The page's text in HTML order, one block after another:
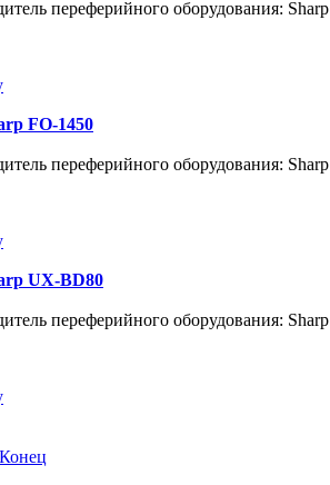
переферийного оборудования: Sharp
FO-1450
переферийного оборудования: Sharp
UX-BD80
переферийного оборудования: Sharp
Конец